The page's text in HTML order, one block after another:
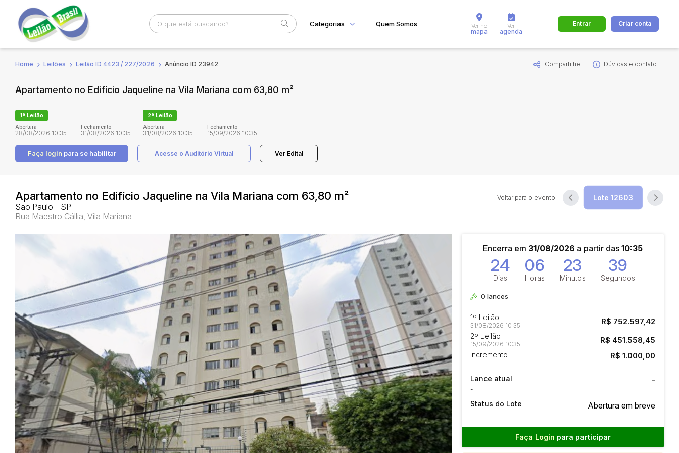
Busca por palavra-chave Categoria Cidade
Categorias Quem Somos Ver no
mapa
Ver
agenda
Entrar Criar conta
Home Leilões Leilão ID 4423 / 227/2026 Anúncio ID 23942 Compartilhe Dúvidas e contato
Apartamento no Edifício Jaqueline na Vila Mariana com 63,80 m²
1ª Leilão
Abertura
28/08/2026 10:35
Fechamento
31/08/2026 10:35
2ª Leilão
Abertura
31/08/2026 10:35
Fechamento
15/09/2026 10:35
Faça login para se habilitar Acesse o Auditório Virtual Ver Edital
Apartamento no Edifício Jaqueline na Vila Mariana com 63,80 m²
São Paulo - SP
Rua Maestro Cállia, Vila Mariana
Voltar para o evento
Encerra em 31/08/2026 a partir das 10:35
24
Dias
06
Horas
23
Minutos
38
Segundos
0 lances
1º Leilão
31/08/2026 10:35 R$ 752.597,42
2º Leilão
15/09/2026 10:35 R$ 451.558,45
Incremento R$ 1.000,00
Lance atual
-
-
Status do Lote Abertura em breve
Faça Login para participar